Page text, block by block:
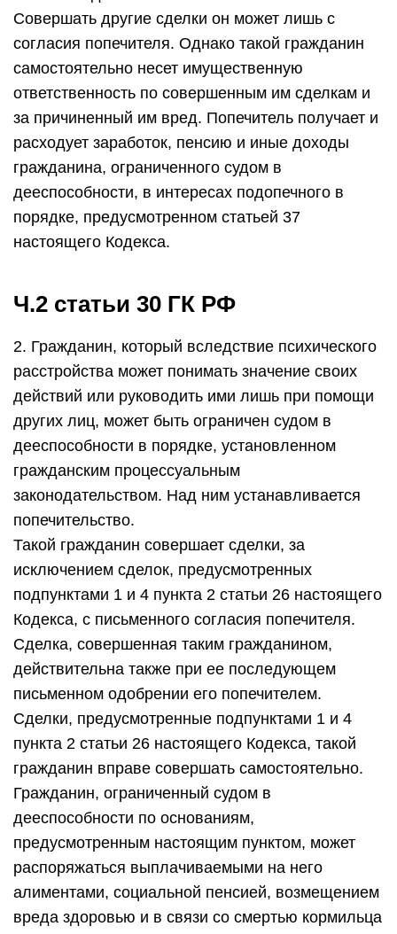
Совершать другие сделки он может лишь с
согласия попечителя. Однако такой гражданин
самостоятельно несет имущественную
ответственность по совершенным им сделкам и
за причиненный им вред. Попечитель получает и
расходует заработок, пенсию и иные доходы
гражданина, ограниченного судом в
дееспособности, в интересах подопечного в
порядке, предусмотренном статьей 37
настоящего Кодекса.
Ч.2 статьи 30 ГК РФ
2. Гражданин, который вследствие психического
расстройства может понимать значение своих
действий или руководить ими лишь при помощи
других лиц, может быть ограничен судом в
дееспособности в порядке, установленном
гражданским процессуальным
законодательством. Над ним устанавливается
попечительство.
Такой гражданин совершает сделки, за
исключением сделок, предусмотренных
подпунктами 1 и 4 пункта 2 статьи 26 настоящего
Кодекса, с письменного согласия попечителя.
Сделка, совершенная таким гражданином,
действительна также при ее последующем
письменном одобрении его попечителем.
Сделки, предусмотренные подпунктами 1 и 4
пункта 2 статьи 26 настоящего Кодекса, такой
гражданин вправе совершать самостоятельно.
Гражданин, ограниченный судом в
дееспособности по основаниям,
предусмотренным настоящим пунктом, может
распоряжаться выплачиваемыми на него
алиментами, социальной пенсией, возмещением
вреда здоровью и в связи со смертью кормильца